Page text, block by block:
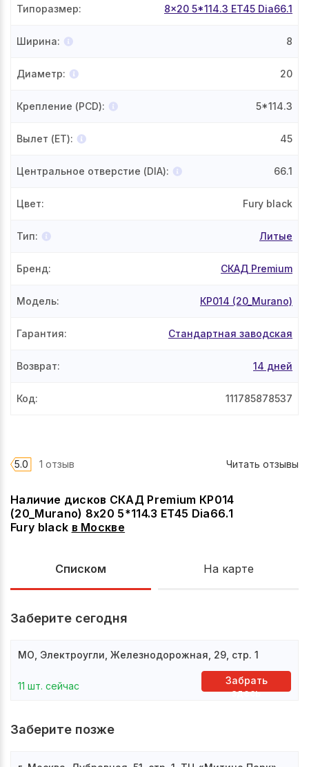
Наличие дисков СКАД Premium КР014
(20_Murano) 8x20 5*114.3 ET45 Dia66.1
Fury black в Москве
Списком На карте
Заберите сегодня
МО, Электроугли, Железнодорожная, 29, стр. 1
11 шт. сейчас
Забрать
здесь
Заберите позже
Типоразмер: 8x20 5*114.3 ET45 Dia66.1
Ширина: 8
Диаметр: 20
Крепление (PCD): 5*114.3
Вылет (ET): 45
Центральное отверстие (DIA): 66.1
Цвет: Fury black
Тип: Литые
Бренд: СКАД Premium
Модель: КР014 (20_Murano)
Гарантия: Стандартная заводская
Возврат: 14 дней
Код: 111785878537
5.0 1 отзыв Читать отзывы